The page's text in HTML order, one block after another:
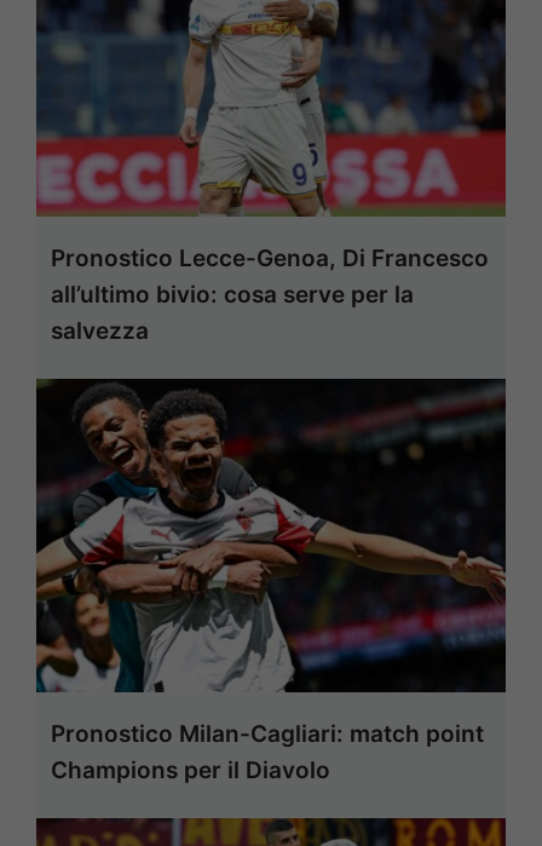
Pronostico Lecce-Genoa, Di Francesco
all’ultimo bivio: cosa serve per la
salvezza
Pronostico Milan-Cagliari: match point
Champions per il Diavolo